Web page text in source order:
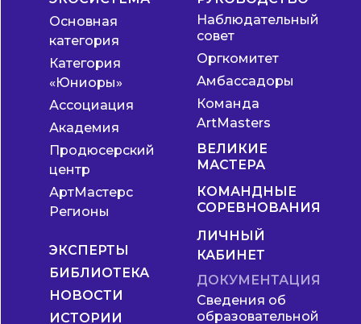
КОМАНДНЫЕ
СОРЕВНОВАНИЯ
ВЕЛИКИЕ
МАСТЕРА
Наблюдательный
совет
Амбассадоры
ЭКСПЕРТЫ
БИБЛИОТЕКА
НОВОСТИ
ИСТОРИИ
Команда
ArtMasters
ЛИЧНЫЙ
КАБИНЕТ
Ассоциация
Академия
Продюсерский
центр
АртМастерс
Регионы
Основная
категория
Категория
«Юниоры»
Оргкомитет
ДОКУМЕНТАЦИЯ
Сведения об
образовательной